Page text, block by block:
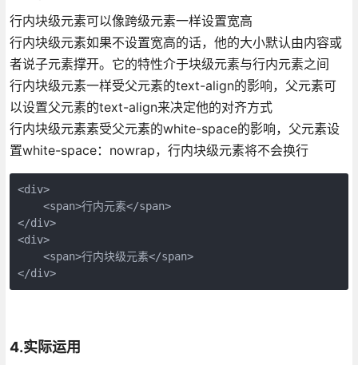
行内块级元素可以像跨级元素一样设置宽高
行内块级元素如果不设置宽高的话，他的大小默认由内容或
者说子元素撑开。它的特性介于块级元素与行内元素之间
行内块级元素一样受父元素的text-align的影响，父元素可
以设置父元素的text-align来决定他的对齐方式
行内块级元素素受父元素的white-space的影响，父元素设
置white-space：nowrap，行内块级元素将不会换行
<div>
    <span>行内元素</span>
</div>
<div>
    <span>行内块级元素</span>
</div>
4.实际运用